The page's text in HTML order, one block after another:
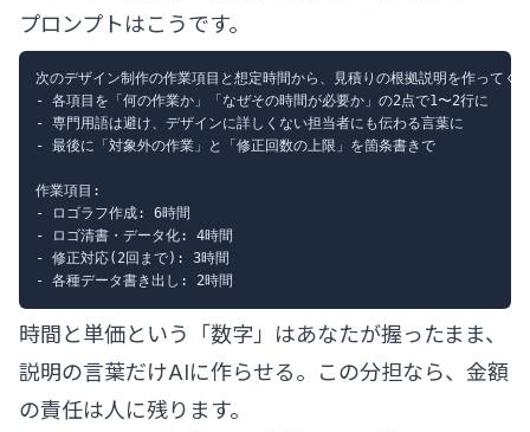
プロンプトはこうです。
次のデザイン制作の作業項目と想定時間から、見積りの根拠説明を作ってく
- 各項目を「何の作業か」「なぜその時間が必要か」の2点で1〜2行に
- 専門用語は避け、デザインに詳しくない担当者にも伝わる言葉に
- 最後に「対象外の作業」と「修正回数の上限」を箇条書きで
作業項目:
- ロゴラフ作成: 6時間
- ロゴ清書・データ化: 4時間
- 修正対応(2回まで): 3時間
時間と単価という「数字」はあなたが握ったまま、
説明の言葉だけAIに作らせる。この分担なら、金額
の責任は人に残ります。